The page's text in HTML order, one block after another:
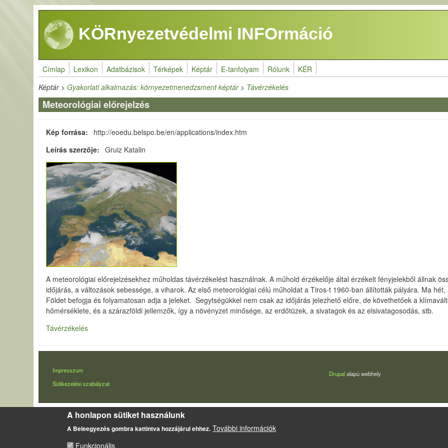
Ugrás a tartalomra
KÖRnyezetvédelmi INFOrmáció
Címlap Lexikon Adatbázisok Térképek Képtár E-tanfolyam Rólunk KÉR
Képtár>Gyakorlati alkalmazás: környezetmenedzsment képtár> Távérzékelés
Meteorológiai előrejelzés
Kép forrása
http://eoedu.belspo.be/en/applications/index.htm
Leírás szerzője
Gruiz Katalin
A meteorológiai előrejelzésekhez műholdas távérzékelést használnak. A műhold érzékelője által érzékelt fényjelekből állnak
időjárás, a változások sebessége, a viharok. Az első meteorológiai célú műholdat a Tiros-t 1960-ban állították pályára. Ma
Földet befogja és folyamatosan adja a jeleket. Segytségükkel nem csak az időjárás jelezhető előre, de követhetőek a
hőmérséklete, és a szárazföldi jellemzők, így a növényzet minősége, az erdőtüzek, a sivatagok és az elsivatagosodás, stb.
Távérzékelés
LÁBLÉC
Impresszum
Sütikezelési szabályzat
Drupalalapú webhely
A honlapon sütiket használunk
A Beleegyezés gombra kattintva hozzájárul ehhez. További információk
Funkcionális